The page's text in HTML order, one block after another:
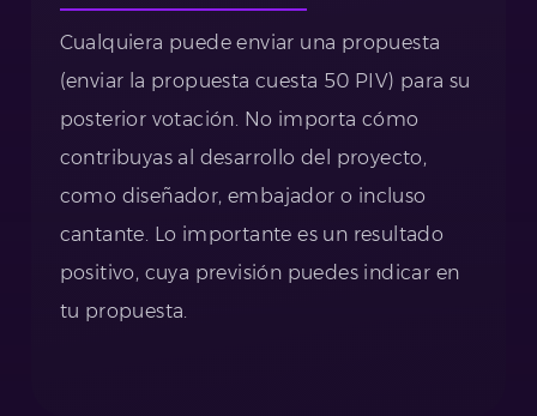
Cualquiera puede enviar una propuesta
(enviar la propuesta cuesta 50 PIV) para su
posterior votación. No importa cómo
contribuyas al desarrollo del proyecto,
como diseñador, embajador o incluso
cantante. Lo importante es un resultado
positivo, cuya previsión puedes indicar en
tu propuesta.